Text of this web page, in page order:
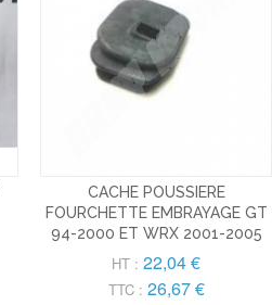
CACHE POUSSIERE
FOURCHETTE EMBRAYAGE GT
94-2000 ET WRX 2001-2005
HT : 22,04 €
TTC : 26,67 €